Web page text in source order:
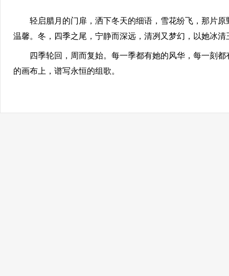
轻启腊月的门扉，洒下冬天的细语，雪花纷飞，那片原
温馨。冬，四季之尾，宁静而深远，清冽又梦幻，以她冰
四季轮回，周而复始。每一季都有她的风华，每一刻都
的画布上，谱写永恒的组歌。